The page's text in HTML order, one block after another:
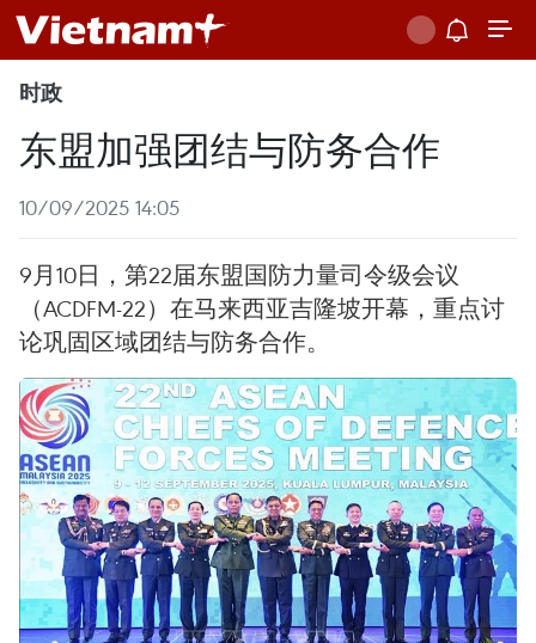
时政
东盟加强团结与防务合作
10/09/2025 14:05
9月10日，第22届东盟国防力量司令级会议
（ACDFM-22）在马来西亚吉隆坡开幕，重点讨
论巩固区域团结与防务合作。